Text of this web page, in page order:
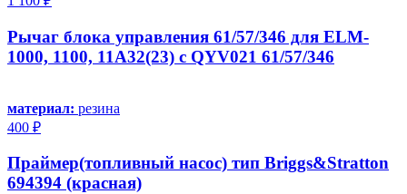
Рычаг блока управления 61/57/346 для ELM-
1000, 1100, 11A32(23) c QYV021 61/57/346
материал: резина
400 ₽
Праймер(топливный насос) тип Briggs&Stratton
694394 (красная)